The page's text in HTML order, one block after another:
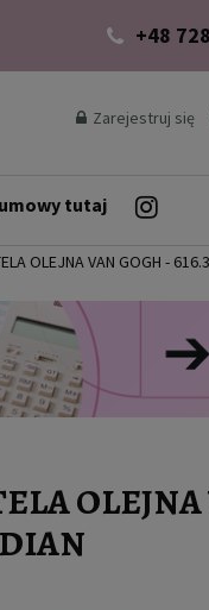
+48
Zarejestruj się
tutaj
OLEJNA VAN GOGH -